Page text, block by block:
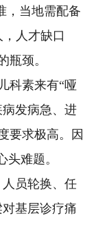
，当地需配备
人才缺口
瓶颈。
素来有“哑
发病急、进
要求极高。因
头难题。
员轮换、任
基层诊疗痛